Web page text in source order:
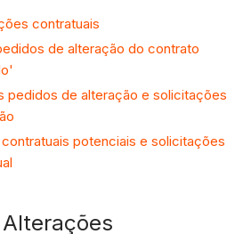
contratuais
de alteração do contrato
pedidos de alteração e solicitações
potenciais e solicitações